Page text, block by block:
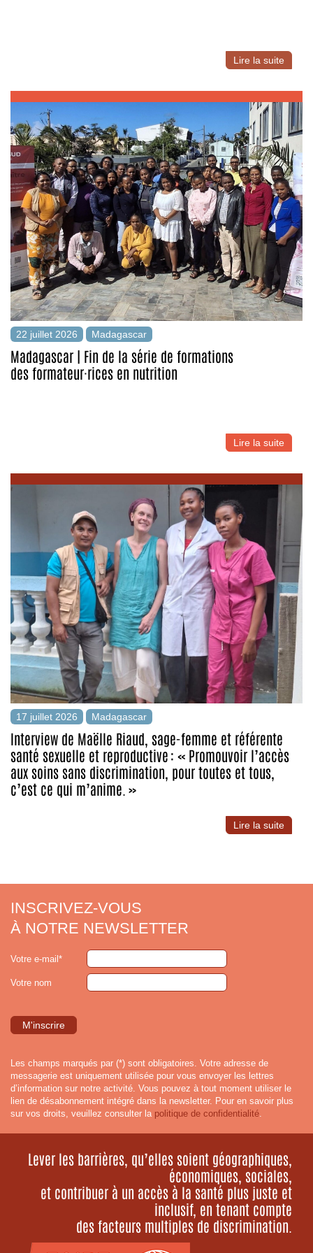
Lire la suite
22 juillet 2026 Madagascar
Madagascar | Fin de la série de formations
des formateur·rices en nutrition
Lire la suite
17 juillet 2026 Madagascar
Interview de Maëlle Riaud, sage-femme et référente
santé sexuelle et reproductive : « Promouvoir l’accès
aux soins sans discrimination, pour toutes et tous,
c’est ce qui m’anime. »
Lire la suite
INSCRIVEZ-VOUS
À NOTRE NEWSLETTER
Votre e-mail*
Votre nom
Les champs marqués par (*) sont obligatoires. Votre adresse de
messagerie est uniquement utilisée pour vous envoyer les lettres
d’information sur notre activité. Vous pouvez à tout moment utiliser le
lien de désabonnement intégré dans la newsletter. Pour en savoir plus
sur vos droits, veuillez consulter la politique de confidentialité.
Lever les barrières, qu’elles soient géographiques,
économiques, sociales,
et contribuer à un accès à la santé plus juste et
inclusif, en tenant compte
des facteurs multiples de discrimination.